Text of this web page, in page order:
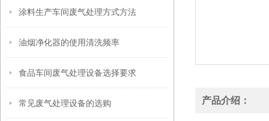
涂料生产车间废气处理方式方法
油烟净化器的使用清洗频率
食品车间废气处理设备选择要求
常见废气处理设备的选购 产品介绍：